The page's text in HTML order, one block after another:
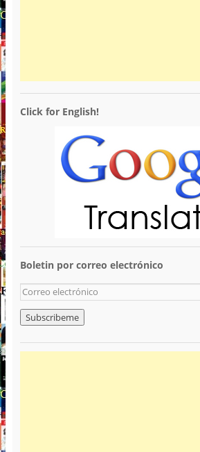
Click for English!
Boletin por correo electrónico